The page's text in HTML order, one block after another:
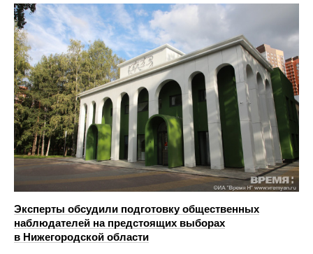
Эксперты обсудили подготовку общественных
наблюдателей на предстоящих выборах
в Нижегородской области